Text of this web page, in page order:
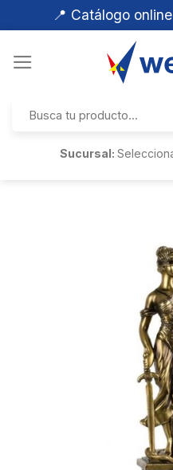
📍 Catálogo
por:
Sucursal: